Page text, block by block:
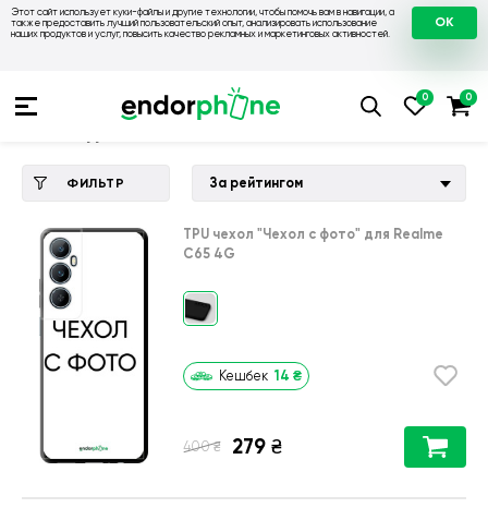
Этот сайт использует куки-файлы и другие технологии, чтобы помочь вам в навигации, а
также предоставить лучший пользовательский опыт, анализировать использование
наших продуктов и услуг, повысить качество рекламных и маркетинговых активностей.
OK
💙 Чехлы на Realme 💛 Чехол для
ФИЛЬТР За рейтингом
TPU чехол "Чехол с фото" для Realme
C65 4G
Кешбек 14 ₴
400 ₴ 279 ₴